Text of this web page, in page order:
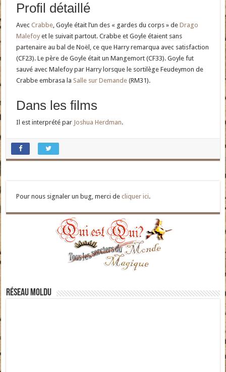
Profil détaillé
AvecCrabbe, Goyle était l’un des « gardes du corps » deDrago
Malefoy et le suivait partout. Crabbe et Goyle étaient sans
partenaire au bal de Noël, ce que Harry remarqua avec satisfaction
(CF23). Le père de Goyle était un Mangemort (CF33). Goyle fut
sauvé avec Malefoy par Harry lorsque le sortilège Feudeymon de
Crabbe embrasa la Salle sur Demande (RM31).
Dans les films
Il est interprété par Joshua Herdman.
Pour nous signaler un bug, merci decliquer ici.
Réseau moldu